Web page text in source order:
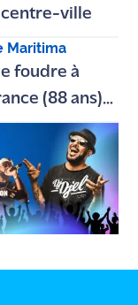
ville
Maritima
foudre à
(88 ans)
disent "oui"